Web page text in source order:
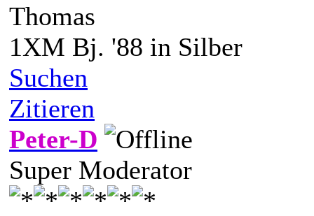
Thomas
1XM Bj. '88 in Silber
Suchen
Zitieren
Peter-D
Super Moderator